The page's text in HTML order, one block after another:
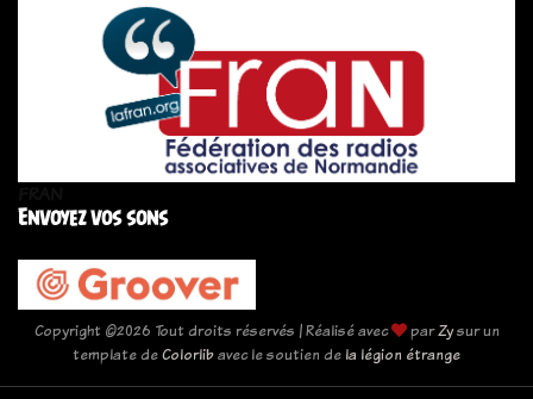
Envoyez vos sons
Copyright ©2026 Tout droits réservés | Réalisé avec parZysur un
template deColorlibavec le soutien de la légion étrange